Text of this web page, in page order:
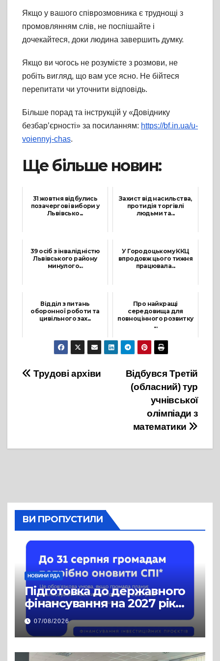
Якщо у вашого співрозмовника є труднощі з
промовлянням слів, не поспішайте і
дочекайтеся, доки людина завершить думку.
Якщо ви чогось не розумієте з розмови, не
робіть вигляд, що вам усе ясно. Не бійтеся
перепитати чи уточнити відповідь.
Більше порад та інструкцій у «Довіднику
безбар’єрності» за посиланням: https://bf.in.ua/u-
voiennyj-chas.
Ще більше новин:
31 жовтня відбулись
позачергові вибори у
Львівсько...
Захист від насильства,
протидія торгівлі
людьми та...
39 осіб з інвалідністю
Львівського району
минулого...
У Городоцькому ККЦ
впродовж цього тижня
працювала...
Відділ з питань
оборонної роботи та
цивільного зах...
16 Вересня, 2021
Про найкращі
середовища для
повноцінного розвитку
...
31 Березня, 2023
Навігація
Відбувся Третій
(обласний) тур
учнівської
олімпіади з
математики
Трудові архіви
ВИ ПРОПУСТИЛИ
НОВИНИ РДА
Підготовка до державного
фінансування на 2027 рік
уже триває
07/08/2026